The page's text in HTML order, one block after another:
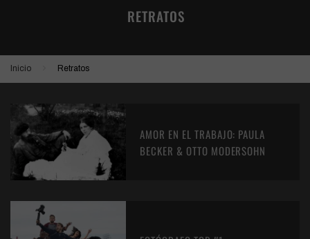
RETRATOS
Inicio Retratos
AMOR EN EL TRABAJO: PAULA
BECKER & OTTO MODERSOHN